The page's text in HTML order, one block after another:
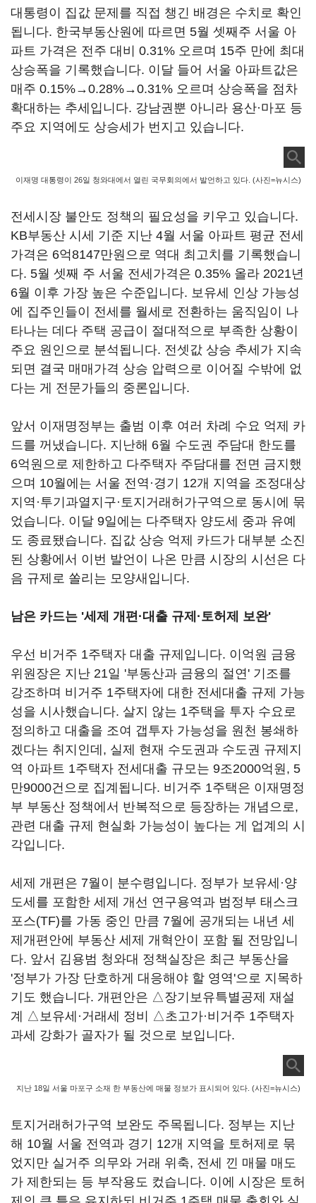
대통령이 집값 문제를 직접 챙긴 배경은 수치로 확인
됩니다. 한국부동산원에 따르면 5월 셋째주 서울 아
파트 가격은 전주 대비 0.31% 오르며 15주 만에 최대
상승폭을 기록했습니다. 이달 들어 서울 아파트값은
매주 0.15%→0.28%→0.31% 오르며 상승폭을 점차
확대하는 추세입니다. 강남권뿐 아니라 용산·마포 등
주요 지역에도 상승세가 번지고 있습니다.
이재명 대통령이 26일 청와대에서 열린 국무회의에서 발언하고 있다. (사진=뉴시스)
전세시장 불안도 정책의 필요성을 키우고 있습니다.
KB부동산 시세 기준 지난 4월 서울 아파트 평균 전세
가격은 6억8147만원으로 역대 최고치를 기록했습니
다. 5월 셋째 주 서울 전세가격은 0.35% 올라 2021년
6월 이후 가장 높은 수준입니다. 보유세 인상 가능성
에 집주인들이 전세를 월세로 전환하는 움직임이 나
타나는 데다 주택 공급이 절대적으로 부족한 상황이
주요 원인으로 분석됩니다. 전셋값 상승 추세가 지속
되면 결국 매매가격 상승 압력으로 이어질 수밖에 없
다는 게 전문가들의 중론입니다.
앞서 이재명정부는 출범 이후 여러 차례 수요 억제 카
드를 꺼냈습니다. 지난해 6월 수도권 주담대 한도를
6억원으로 제한하고 다주택자 주담대를 전면 금지했
으며 10월에는 서울 전역·경기 12개 지역을 조정대상
지역·투기과열지구·토지거래허가구역으로 동시에 묶
었습니다. 이달 9일에는 다주택자 양도세 중과 유예
도 종료됐습니다. 집값 상승 억제 카드가 대부분 소진
된 상황에서 이번 발언이 나온 만큼 시장의 시선은 다
음 규제로 쏠리는 모양새입니다.
남은 카드는 '세제 개편·대출 규제·토허제 보완'
우선 비거주 1주택자 대출 규제입니다. 이억원 금융
위원장은 지난 21일 '부동산과 금융의 절연' 기조를
강조하며 비거주 1주택자에 대한 전세대출 규제 가능
성을 시사했습니다. 살지 않는 1주택을 투자 수요로
정의하고 대출을 조여 갭투자 가능성을 원천 봉쇄하
겠다는 취지인데, 실제 현재 수도권과 수도권 규제지
역 아파트 1주택자 전세대출 규모는 9조2000억원, 5
만9000건으로 집계됩니다. 비거주 1주택은 이재명정
부 부동산 정책에서 반복적으로 등장하는 개념으로,
관련 대출 규제 현실화 가능성이 높다는 게 업계의 시
각입니다.
세제 개편은 7월이 분수령입니다. 정부가 보유세·양
도세를 포함한 세제 개선 연구용역과 범정부 태스크
포스(TF)를 가동 중인 만큼 7월에 공개되는 내년 세
제개편안에 부동산 세제 개혁안이 포함 될 전망입니
다. 앞서 김용범 청와대 정책실장은 최근 부동산을
'정부가 가장 단호하게 대응해야 할 영역'으로 지목하
기도 했습니다. 개편안은 △장기보유특별공제 재설
계 △보유세·거래세 정비 △초고가·비거주 1주택자
과세 강화가 골자가 될 것으로 보입니다.
지난 18일 서울 마포구 소재 한 부동산에 매물 정보가 표시되어 있다. (사진=뉴시스)
토지거래허가구역 보완도 주목됩니다. 정부는 지난
해 10월 서울 전역과 경기 12개 지역을 토허제로 묶
었지만 실거주 의무와 거래 위축, 전세 낀 매물 매도
가 제한되는 등 부작용도 컸습니다. 이에 시장은 토허